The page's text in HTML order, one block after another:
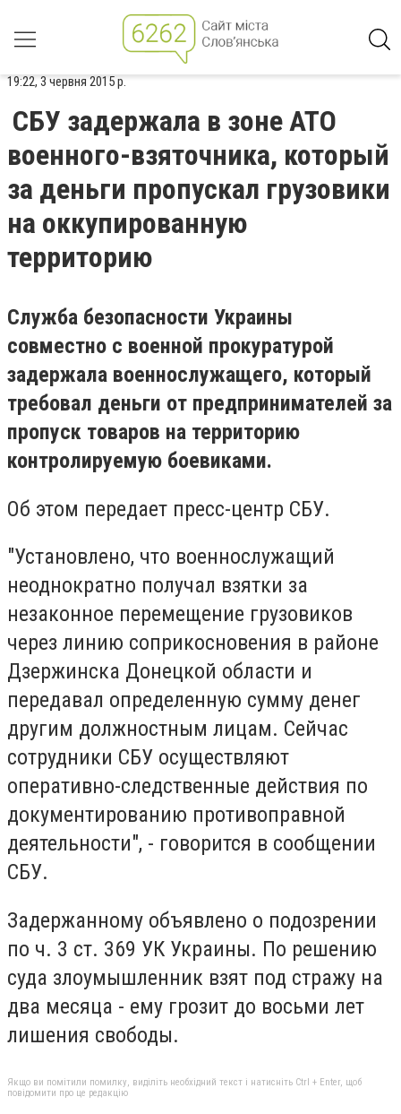
19:22, 3 червня 2015 р.
СБУ задержала в зоне АТО
военного-взяточника, который
за деньги пропускал грузовики
на оккупированную
территорию
Служба безопасности Украины
совместно с военной прокуратурой
задержала военнослужащего, который
требовал деньги от предпринимателей за
пропуск товаров на территорию
контролируемую боевиками.
Об этом передает пресс-центр СБУ.
"Установлено, что военнослужащий
неоднократно получал взятки за
незаконное перемещение грузовиков
через линию соприкосновения в районе
Дзержинска Донецкой области и
передавал определенную сумму денег
другим должностным лицам. Сейчас
сотрудники СБУ осуществляют
оперативно-следственные действия по
документированию противоправной
деятельности", - говорится в сообщении
СБУ.
Задержанному объявлено о подозрении
по ч. 3 ст. 369 УК Украины. По решению
суда злоумышленник взят под стражу на
два месяца - ему грозит до восьми лет
лишения свободы.
Якщо ви помітили помилку, виділіть необхідний текст і натисніть Ctrl + Enter, щоб
повідомити про це редакцію